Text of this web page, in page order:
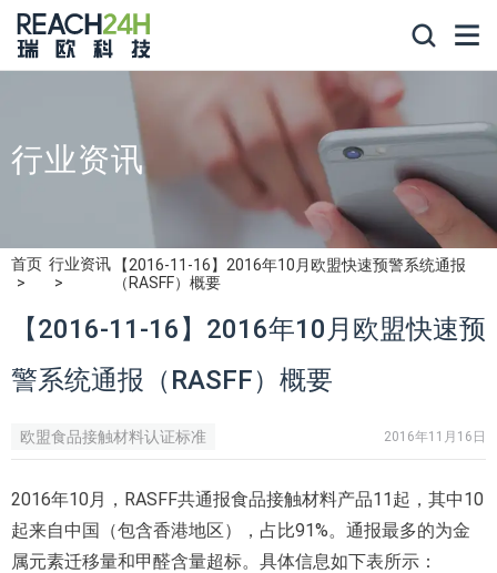
行业资讯
首页 行业资讯
【2016-11-16】2016年10月欧盟快速预警系统通报
（RASFF）概要
【2016-11-16】2016年10月欧盟快速预
警系统通报（RASFF）概要
欧盟食品接触材料认证标准 2016年11月16日
2016年10月，RASFF共通报食品接触材料产品11起，其中10
起来自中国（包含香港地区），占比91%。通报最多的为金
属元素迁移量和甲醛含量超标。具体信息如下表所示：